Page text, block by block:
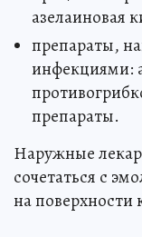
азелаиновая
препараты,
инфекциями:
препараты.
Наружные
сочетаться с
на